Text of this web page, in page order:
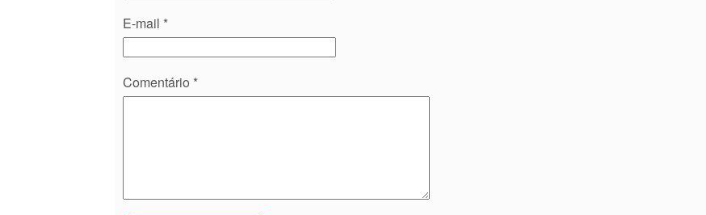
E-mail *
Comentário *